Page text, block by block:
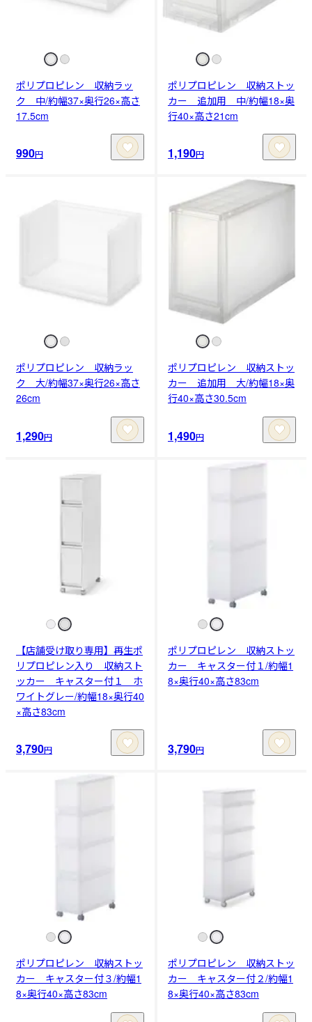
ポリプロピレン 収納ラッ
ク 中/約幅37×奥行26×高さ
17.5cm
990円
ポリプロピレン 収納ストッ
カー 追加用 中/約幅18×奥
行40×高さ21cm
1,190円
ポリプロピレン 収納ラッ
ク 大/約幅37×奥行26×高さ
26cm
1,290円
ポリプロピレン 収納ストッ
カー 追加用 大/約幅18×奥
行40×高さ30.5cm
1,490円
【店舗受け取り専用】再生ポ
リプロピレン入り 収納スト
ッカー キャスター付１ ホ
ワイトグレー/約幅18×奥行40
×高さ83cm
3,790円
ポリプロピレン 収納ストッ
カー キャスター付１/約幅1
8×奥行40×高さ83cm
3,790円
ポリプロピレン 収納ストッ
カー キャスター付３/約幅1
8×奥行40×高さ83cm
ポリプロピレン 収納ストッ
カー キャスター付２/約幅1
8×奥行40×高さ83cm